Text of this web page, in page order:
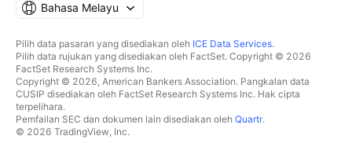
Bahasa Melayu
Pilih data pasaran yang disediakan oleh ICE Data Services.
Pilih data rujukan yang disediakan oleh FactSet. Copyright © 2026
FactSet Research Systems Inc.
Copyright © 2026, American Bankers Association. Pangkalan data
CUSIP disediakan oleh FactSet Research Systems Inc. Hak cipta
terpelihara.
Pemfailan SEC dan dokumen lain disediakan oleh Quartr.
© 2026 TradingView, Inc.